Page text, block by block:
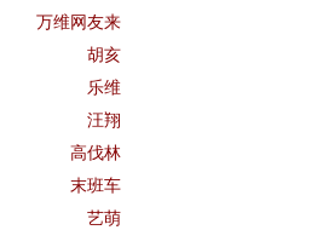
万维网友来
胡亥
乐维
汪翔
高伐林
末班车
艺萌